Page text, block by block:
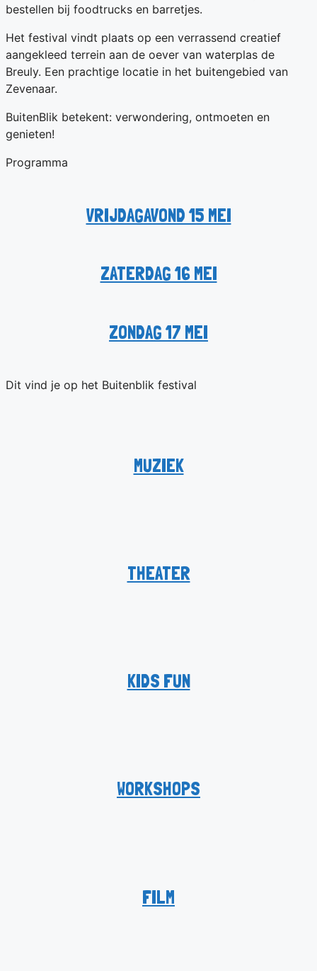
bestellen bij foodtrucks en barretjes.
Het festival vindt plaats op een verrassend creatief
aangekleed terrein aan de oever van waterplas de
Breuly. Een prachtige locatie in het buitengebied van
Zevenaar.
BuitenBlik betekent: verwondering, ontmoeten en
genieten!
Programma
VRIJDAGAVOND 15 MEI
ZATERDAG 16 MEI
ZONDAG 17 MEI
Dit vind je op het Buitenblik festival
MUZIEK
THEATER
KIDS FUN
WORKSHOPS
FILM